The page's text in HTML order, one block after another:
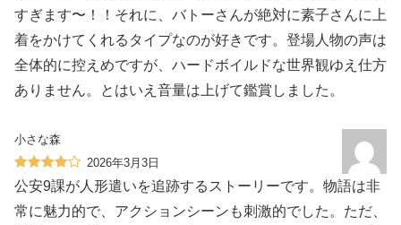
すぎます〜！！それに、バトーさんが絶対に素子さんに上
着をかけてくれるタイプなのが好きです。登場人物の声は
全体的に控えめですが、ハードボイルドな世界観ゆえ仕方
ありません。とはいえ音量は上げて鑑賞しました。
小さな森
2026年3月3日
公安9課が人形遣いを追跡するストーリーです。物語は非
常に魅力的で、アクションシーンも刺激的でした。ただ、